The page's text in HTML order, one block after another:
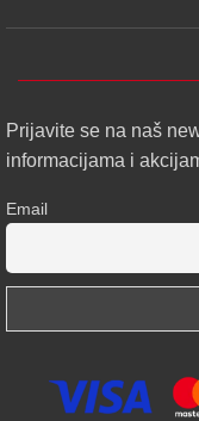
Prijavite se na naš
informacijama i
Email